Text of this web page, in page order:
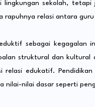
lingkungan sekolah,
rapuhnya relasi antara
sebagai kegagalan
struktural dan kultural
relasi edukatif.
nilai-nilai dasar seperti